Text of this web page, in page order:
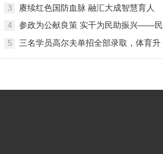
3 赓续红色国防血脉 融汇大成智慧育人
4
参政为公献良策 实干为民助振兴——民
主题教育实践帮扶调研活动
5
三名学员高尔夫单招全部录取，体育升